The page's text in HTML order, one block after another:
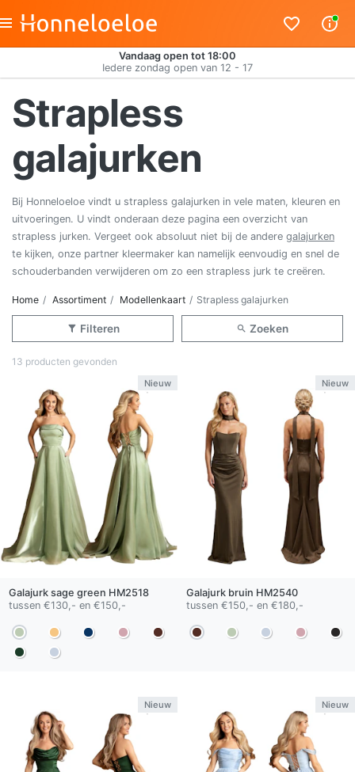
Vandaag open tot 18:00
Iedere zondag open van 12 - 17
Strapless
galajurken
Bij Honneloeloe vindt u strapless galajurken in vele maten, kleuren en
uitvoeringen. U vindt onderaan deze pagina een overzicht van
strapless jurken. Vergeet ook absoluut niet bij de andere galajurken
te kijken, onze partner kleermaker kan namelijk eenvoudig en snel de
schouderbanden verwijderen om zo een strapless jurk te creëren.
Home Assortiment Modellenkaart Strapless galajurken
Filteren Zoeken
13 producten gevonden
Nieuw
Galajurk sage green HM2518
tussen €130,- en €150,-
Nieuw
Galajurk bruin HM2540
tussen €150,- en €180,-
Nieuw Nieuw